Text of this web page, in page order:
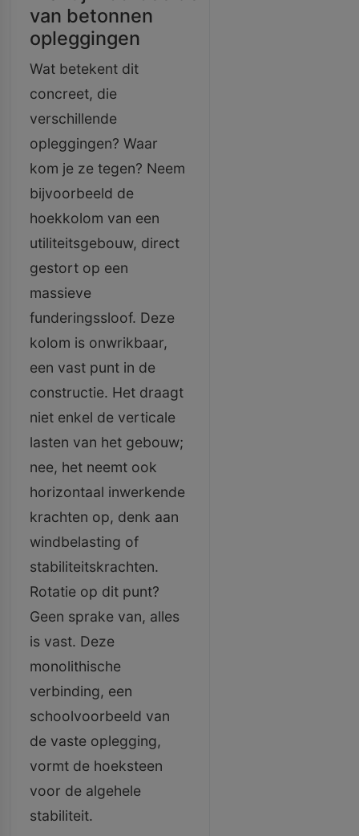
van betonnen
opleggingen
Wat betekent dit
concreet, die
verschillende
opleggingen? Waar
kom je ze tegen? Neem
bijvoorbeeld de
hoekkolom van een
utiliteitsgebouw, direct
gestort op een
massieve
funderingssloof. Deze
kolom is onwrikbaar,
een vast punt in de
constructie. Het draagt
niet enkel de verticale
lasten van het gebouw;
nee, het neemt ook
horizontaal inwerkende
krachten op, denk aan
windbelasting of
stabiliteitskrachten.
Rotatie op dit punt?
Geen sprake van, alles
is vast. Deze
monolithische
verbinding, een
schoolvoorbeeld van
de vaste oplegging,
vormt de hoeksteen
voor de algehele
stabiliteit.